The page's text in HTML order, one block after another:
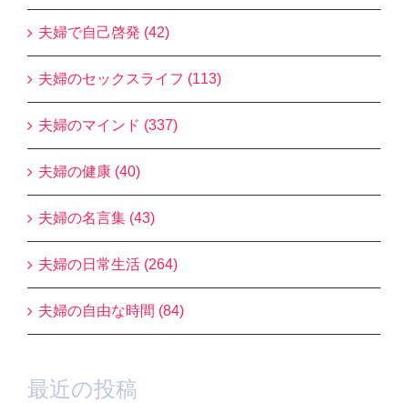
夫婦で自己啓発 (42)
夫婦のセックスライフ (113)
夫婦のマインド (337)
夫婦の健康 (40)
夫婦の名言集 (43)
夫婦の日常生活 (264)
夫婦の自由な時間 (84)
最近の投稿